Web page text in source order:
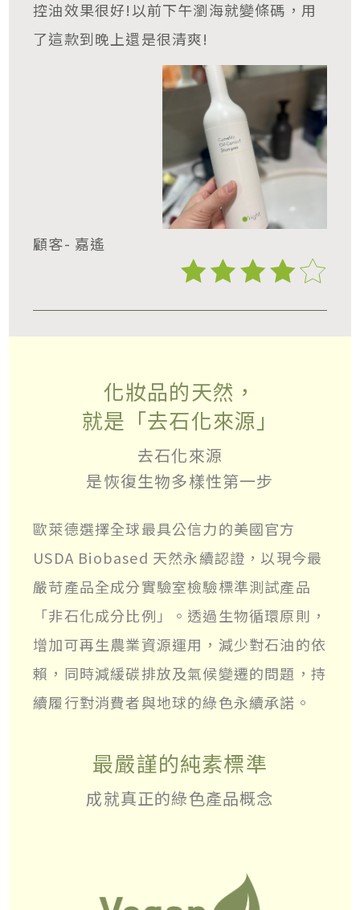
控油效果很好!以前下午瀏海就變條碼，用
了這款到晚上還是很清爽!
顧客- 嘉遙
化妝品的天然，
就是「去石化來源」
去石化來源
是恢復生物多樣性第一步
歐萊德選擇全球最具公信力的美國官方
USDA Biobased 天然永續認證，以現今最
嚴苛產品全成分實驗室檢驗標準測試產品
「非石化成分比例」。透過生物循環原則，
增加可再生農業資源運用，減少對石油的依
賴，同時減緩碳排放及氣候變遷的問題，持
續履行對消費者與地球的綠色永續承諾。
最嚴謹的純素標準
成就真正的綠色產品概念